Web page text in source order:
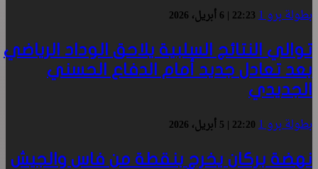
بطولة برو 1 22:23 | 6 أبريل، 2026
توالي النتائج السلبية يلاحق الوداد الرياضي
بعد تعادل جديد أمام الدفاع الحسني
الجديدي
بطولة برو 1 22:20 | 5 أبريل، 2026
نهضة بركان يخرج بنقطة من فاس والجيش